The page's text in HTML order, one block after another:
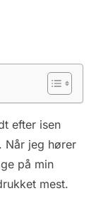
efter isen
Når jeg hører
på min
mest.